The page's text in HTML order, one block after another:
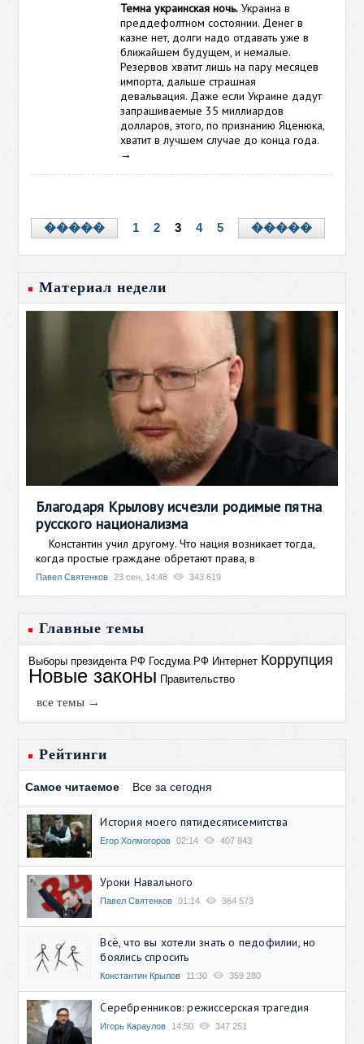
Темна украинская ночь. Украина в
преддефолтном состоянии. Денег в
казне нет, долги надо отдавать уже в
ближайшем будущем, и немалые.
Резервов хватит лишь на пару месяцев
импорта, дальше страшная
девальвация. Даже если Украине дадут
запрашиваемые 35 миллиардов
долларов, этого, по признанию Яценюка,
хватит в лучшем случае до конца года.
→
����� 1 2 3 4 5 �����
Материал недели
Благодаря Крылову исчезли родимые пятна
русского национализма
Константин учил другому. Что нация возникает тогда,
когда простые граждане обретают права, в
Павел Святенков 23 сен, 14:48 343 619
Главные темы
Выборы президента РФ Госдума РФ Интернет Коррупция
Новые законы Правительство
все темы →
Рейтинги
Самое читаемое Все за сегодня
История моего пятидесятисемитства
Егор Холмогоров 02:14 407 843
Уроки Навального
Павел Святенков 01:14 364 573
Всё, что вы хотели знать о педофилии, но
боялись спросить
Константин Крылов 11:30 359 280
Серебренников: режиссерская трагедия
Игорь Караулов 14:50 347 251